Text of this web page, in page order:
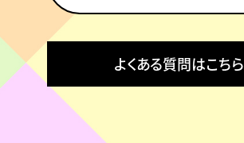
よくある質問はこちら